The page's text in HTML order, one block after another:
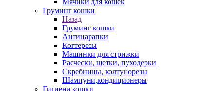
Мячики для кошек
Груминг кошки
Назад
Груминг кошки
Антицарапки
Когтерезы
Машинки для стрижки
Расчески, щетки, пуходерки
Скребницы, колтунорезы
Шампуни,кондиционеры
Гигиена кошки